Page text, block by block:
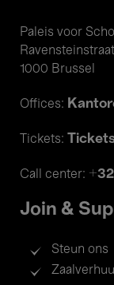
Paleis voor
1000 Brussel
Offices:
Tickets:
Call center:
Join &
Steun ons